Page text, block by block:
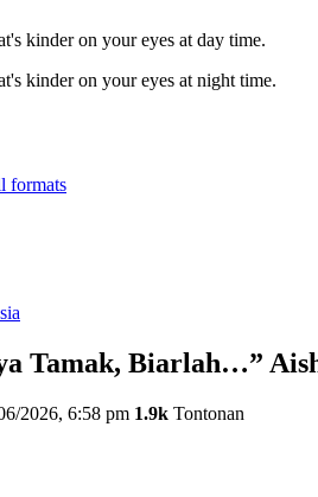
kinder on your eyes at day time.
kinder on your eyes at night time.
formats
Tamak, Biarlah…”
2026, 6:58 pm 1.9k Tontonan